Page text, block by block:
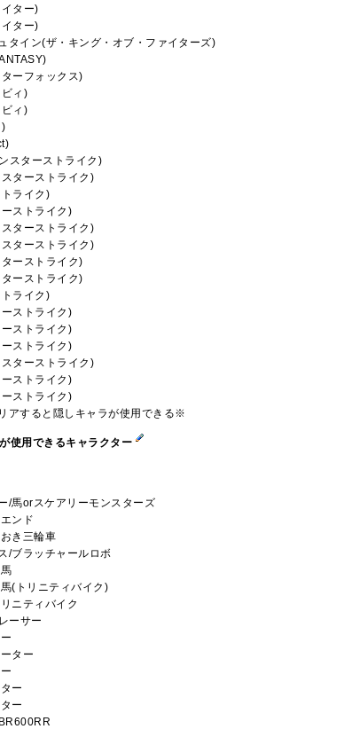
ター)
ター)
タイン(ザ・キング・オブ・ファイターズ)
ーフォックス)
ィ)
ィ)
スターストライク)
ターストライク)
ライク)
ストライク)
ターストライク)
ターストライク)
ーストライク)
ーストライク)
ライク)
ストライク)
ストライク)
ストライク)
ターストライク)
ストライク)
ストライク)
アすると隠しキャラが使用できる※
使用できるキャラクター
/馬orスケアリーモンスターズ
ンド
き三輪車
/ブラッチャールロボ
(トリニティバイク)
ニティバイク
ーサー
ター
ー
ー